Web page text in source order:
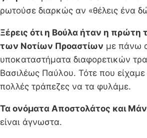
ρωτούσε διαρκώς αν «θέλεις ένα
Ξέρεις ότι η Βούλα ήταν η πρώτη
των Νοτίων Προαστίων με πάνω
υποκαταστήματα διαφορετικών
Βασιλέως Παύλου. Τότε που
πολλές τράπεζες να τα φυλάμε.
Τα ονόματα Αποστολάτος και
είναι άγνωστα.